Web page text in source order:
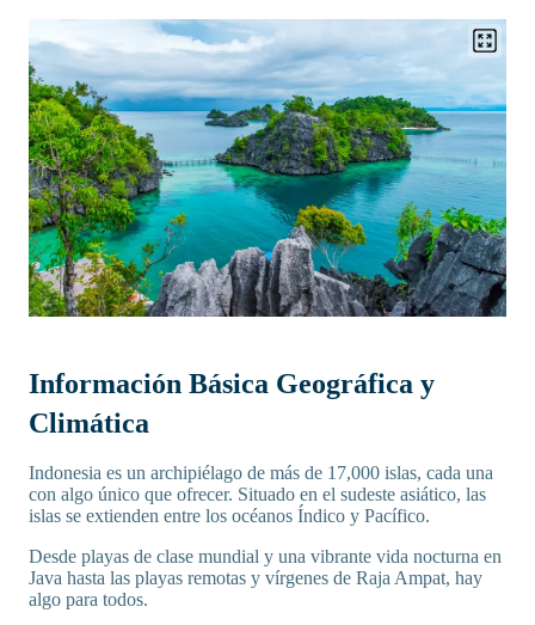
Información Básica Geográfica y
Climática
Indonesia es un archipiélago de más de 17,000 islas, cada una
con algo único que ofrecer. Situado en el sudeste asiático, las
islas se extienden entre los océanos Índico y Pacífico.
Desde playas de clase mundial y una vibrante vida nocturna en
Java hasta las playas remotas y vírgenes de Raja Ampat, hay
algo para todos.